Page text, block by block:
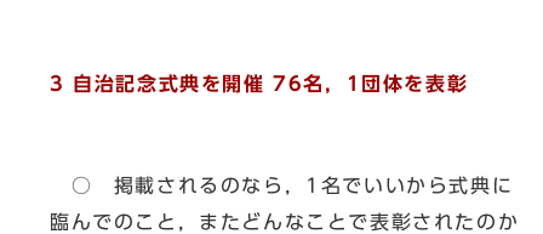
3 自治記念式典を開催 76名，1団体を表彰
○ 掲載されるのなら，1名でいいから式典に
臨んでのこと，またどんなことで表彰されたのか